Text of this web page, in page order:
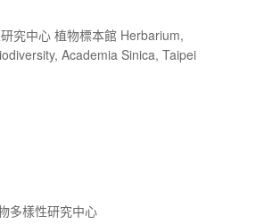
究中心 植物標本館 Herbarium,
Academia Sinica, Taipei
多樣性研究中心